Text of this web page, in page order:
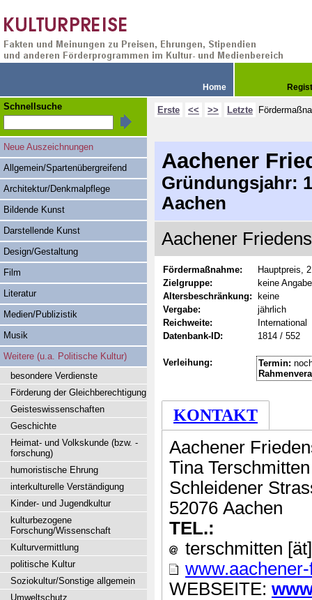
Home
Erste << >> Letzte
Aachener
Gründungsjahr:
Aachen
Aachener
Fördermaßnahme:
Hauptpreis,
Zielgruppe:
keine Angabe
Altersbeschränkung:
keine
Vergabe:
jährlich
Reichweite:
International
Datenbank-ID:
1814 / 552
Verleihung: Termin:
KONTAKT
Aachener
Tina Terschmitten
Schleidener
52076 Aachen
TEL.:
terschmitten
WEBSEITE:
Schnellsuche
Neue Auszeichnungen
Allgemein/Spartenübergreifend
Architektur/Denkmalpflege
Bildende Kunst
Darstellende Kunst
Design/Gestaltung
Film
Literatur
Medien/Publizistik
Musik
Weitere (u.a. Politische Kultur)
besondere Verdienste
Förderung der Gleichberechtigung
Geisteswissenschaften
Geschichte
Heimat- und Volkskunde (bzw. -
forschung)
humoristische Ehrung
interkulturelle Verständigung
Kinder- und Jugendkultur
kulturbezogene
Forschung/Wissenschaft
Kulturvermittlung
politische Kultur
Soziokultur/Sonstige allgemein
Umweltschutz